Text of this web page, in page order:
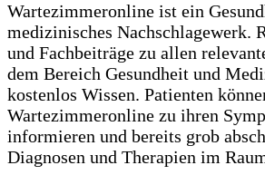
Wartezimmeronline ist ein
medizinisches Nachschlagewerk.
und Fachbeiträge zu allen
dem Bereich Gesundheit und
kostenlos Wissen. Patienten
Wartezimmeronline zu ihren
informieren und bereits grob
Diagnosen und Therapien im